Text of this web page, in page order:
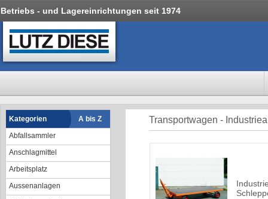
Betriebs - und Lagereinrichtungen seit 1974
Kategorien
A bis Z
Abfallsammler
Anschlagmittel
Arbeitsplatz
Aussenanlagen
Transportwagen -